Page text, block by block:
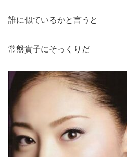
誰に似ているかと言うと
常盤貴子にそっくりだ